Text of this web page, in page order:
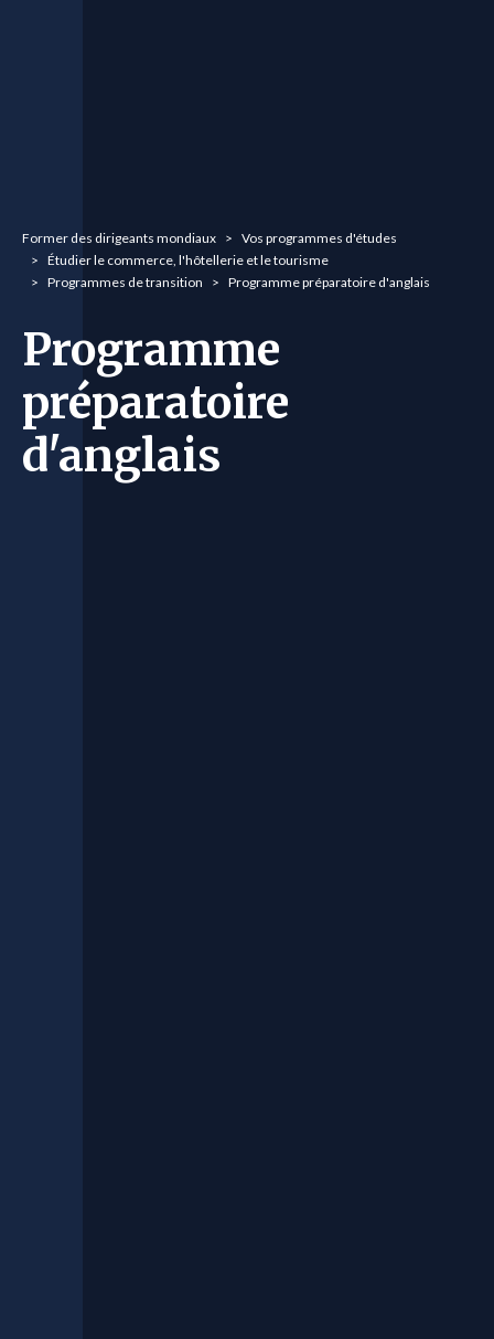
You are here:
Former des dirigeants mondiaux
Vos programmes d'études
Étudier le commerce, l'hôtellerie et le tourisme
Programmes de transition
Programme préparatoire d'anglais
Programme
préparatoire
d'anglais